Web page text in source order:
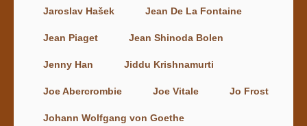
Jaroslav Hašek Jean De La Fontaine
Jean Piaget Jean Shinoda Bolen
Jenny Han Jiddu Krishnamurti
Joe Abercrombie Joe Vitale Jo Frost
Johann Wolfgang von Goethe